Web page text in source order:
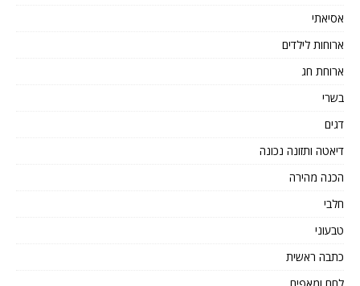
אסיאתי
ארוחות לילדים
ארוחת חג
בשרי
דגים
דיאטה ותזונה נכונה
הכנה מהירה
חלבי
טבעוני
כתבה ראשית
לחם ומאפים